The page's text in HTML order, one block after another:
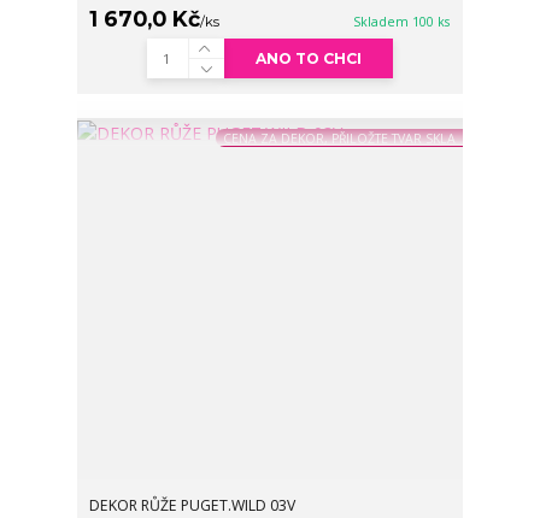
1 670,0 Kč/ks Skladem 100 ks
ANO TO CHCI
CENA ZA DEKOR, PŘILOŽTE TVAR SKLA
DEKOR RŮŽE PUGET.WILD 03V